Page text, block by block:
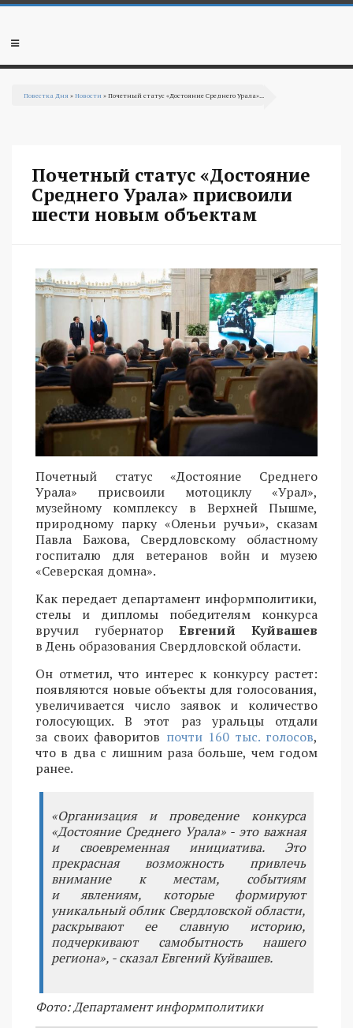
Перейти к основному содержанию
Мобильное
Повестка Дня »Новости » Почетный статус «Достояние Среднего Урала»...
Почетный статус «Достояние
Среднего Урала» присвоили
шести новым объектам
Почетный статус «Достояние Среднего
Урала» присвоили мотоциклу «Урал»,
музейному комплексу в Верхней Пышме,
природному парку «Оленьи ручьи», сказам
Павла Бажова, Свердловскому областному
госпиталю для ветеранов войн и музею
«Северская домна».
Как передает департамент информполитики,
стелы и дипломы победителям конкурса
вручил губернаторЕвгений Куйвашев
в День образования Свердловской области.
Он отметил, что интерес к конкурсу растет:
появляются новые объекты для голосования,
увеличивается число заявок и количество
голосующих. В этот раз уральцы отдали
за своих фаворитов почти 160 тыс. голосов,
что в два с лишним раза больше, чем годом
ранее.
«Организация и проведение конкурса
«Достояние Среднего Урала» - это важная
и своевременная инициатива. Это
прекрасная возможность привлечь
внимание к местам, событиям
и явлениям, которые формируют
уникальный облик Свердловской области,
раскрывают ее славную историю,
подчеркивают самобытность нашего
региона», - сказал Евгений Куйвашев.
Фото: Департамент информполитики